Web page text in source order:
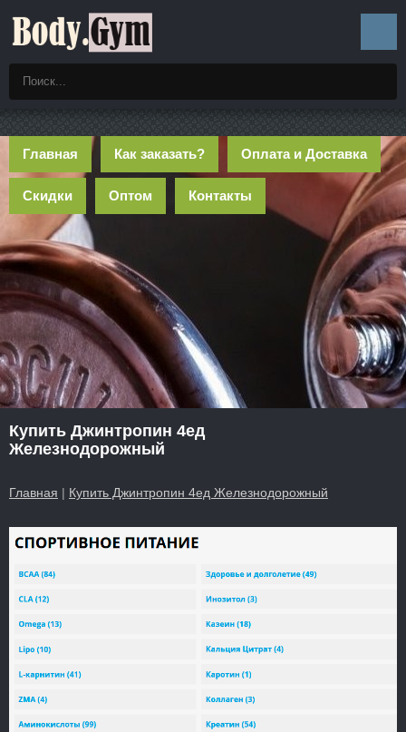
Главная Как заказать? Оплата и Доставка
Скидки Оптом Контакты
Купить Джинтропин 4ед
Железнодорожный
Главная | Купить Джинтропин 4ед Железнодорожный